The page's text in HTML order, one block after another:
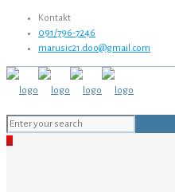
Kontakt
091/796-7246
marusic21.doo@gmail.com
0